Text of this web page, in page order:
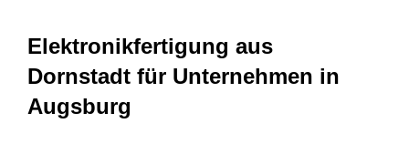
Elektronikfertigung aus
Dornstadt für Unternehmen in
Augsburg